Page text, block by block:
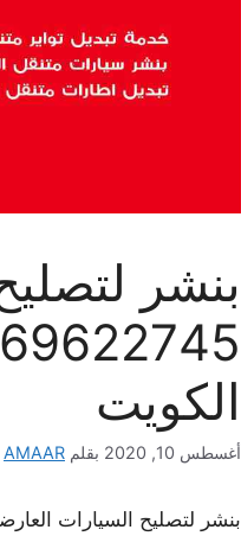
بنشر
الكويت
أغسطس 10, 2020 بقلم AMAAR
بنشر لتصليح السيارات